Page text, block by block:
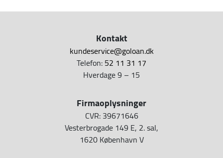
Kontakt
kundeservice@goloan.dk
Telefon:52 11 31 17
Hverdage 9 – 15
Firmaoplysninger
CVR: 39671646
Vesterbrogade 149 E, 2. sal,
1620 København V